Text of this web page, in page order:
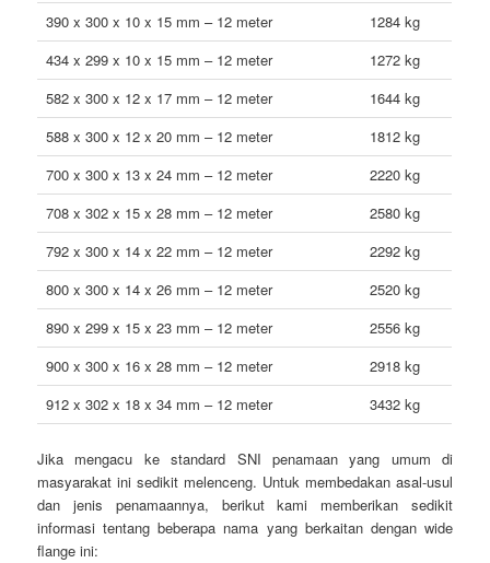
390 x 300 x 10 x 15 mm – 12 meter
1284 kg
434 x 299 x 10 x 15 mm – 12 meter
1272 kg
582 x 300 x 12 x 17 mm – 12 meter
1644 kg
588 x 300 x 12 x 20 mm – 12 meter
1812 kg
700 x 300 x 13 x 24 mm – 12 meter
2220 kg
708 x 302 x 15 x 28 mm – 12 meter
2580 kg
792 x 300 x 14 x 22 mm – 12 meter
2292 kg
800 x 300 x 14 x 26 mm – 12 meter
2520 kg
890 x 299 x 15 x 23 mm – 12 meter
2556 kg
900 x 300 x 16 x 28 mm – 12 meter
2918 kg
912 x 302 x 18 x 34 mm – 12 meter
3432 kg
Jika mengacu ke standard SNI penamaan yang umum di
masyarakat ini sedikit melenceng. Untuk membedakan asal-usul
dan jenis penamaannya, berikut kami memberikan sedikit
informasi tentang beberapa nama yang berkaitan dengan wide
flange ini: